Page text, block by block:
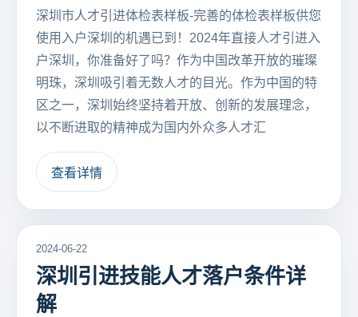
深圳市人才引进体检表样板-完善的体检表样板供您
使用入户深圳的机遇已到！2024年直接人才引进入
户深圳，你准备好了吗？作为中国改革开放的璀璨
明珠，深圳吸引着无数人才的目光。作为中国的特
区之一，深圳始终坚持着开放、创新的发展理念，
以不断进取的精神成为国内外众多人才汇
查看详情
2024-06-22
深圳引进技能人才落户条件详
解